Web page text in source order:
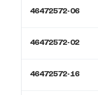
46472572-06
46472572-02
46472572-16